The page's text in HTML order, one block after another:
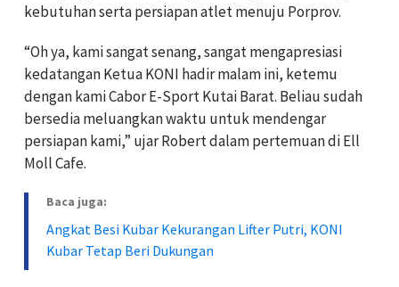
kebutuhan serta persiapan atlet menuju Porprov.
“Oh ya, kami sangat senang, sangat mengapresiasi
kedatangan Ketua KONI hadir malam ini, ketemu
dengan kami Cabor E-Sport Kutai Barat. Beliau sudah
bersedia meluangkan waktu untuk mendengar
persiapan kami,” ujar Robert dalam pertemuan di Ell
Moll Cafe.
Baca juga:
Angkat Besi Kubar Kekurangan Lifter Putri, KONI
Kubar Tetap Beri Dukungan